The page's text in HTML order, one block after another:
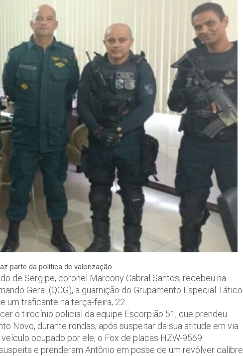
parte da política de valorização
de Sergipe, coronel Marcony Cabral Santos, recebeu na
Geral (QCG), a guarnição do Grupamento Especial Tático
um traficante na terça-feira, 22.
o tirocínio policial da equipe Escorpião 51, que prendeu
Novo, durante rondas, após suspeitar da sua atitude em via
ocupado por ele, o Fox de placas HZW-9569.
e prenderam Antônio em posse de um revólver calibre